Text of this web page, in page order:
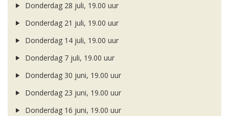
Donderdag 28 juli, 19.00 uur
Donderdag 21 juli, 19.00 uur
Donderdag 14 juli, 19.00 uur
Donderdag 7 juli, 19.00 uur
Donderdag 30 juni, 19.00 uur
Donderdag 23 juni, 19.00 uur
Donderdag 16 juni, 19.00 uur